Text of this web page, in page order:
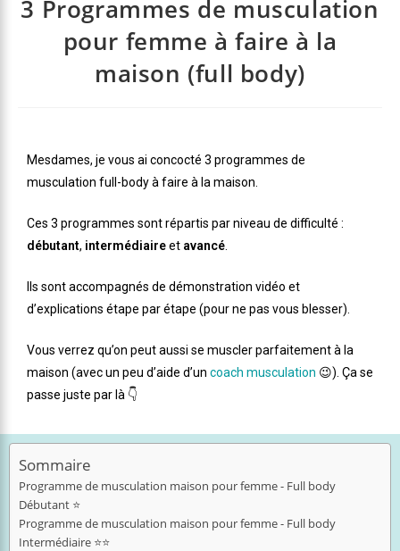
3 Programmes de musculation
pour femme à faire à la
maison (full body)
Mesdames, je vous ai concocté 3 programmes de
musculation full-body à faire à la maison.
Ces 3 programmes sont répartis par niveau de difficulté :
débutant, intermédiaireet avancé
Ils sont accompagnés de démonstration vidéo et
d’explications étape par étape (pour ne pas vous blesser).
Vous verrez qu’on peut aussi se muscler parfaitement à la
maison (avec un peu d’aide d’un coach musculation 😉). Ça se
passe juste par là 👇
Sommaire
Programme de musculation maison pour femme - Full body
Débutant ⭐
Programme de musculation maison pour femme - Full body
Intermédiaire ⭐⭐